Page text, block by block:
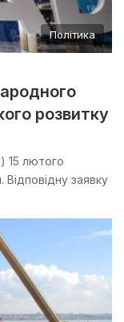
Політика
розвитку
15 лютого
заявку